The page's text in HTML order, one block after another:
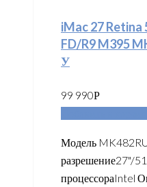
iMac 27 Retina
FD/R9 M395
У
99 990Р
Модель
разрешение27"/
процессораIntel